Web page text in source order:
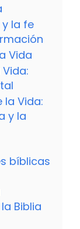
la fe
Vida
la Vida:
y la
bíblicas
Biblia